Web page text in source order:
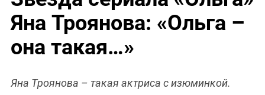
Яна Троянова: «Ольга –
она такая…»
Яна Троянова – такая актриса с изюминкой.